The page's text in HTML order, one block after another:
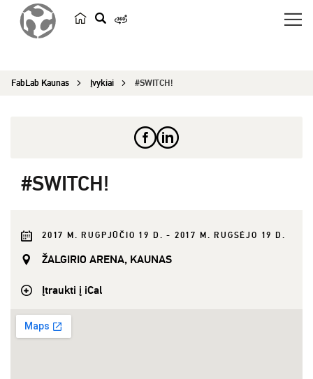
e
FabLab Kaunas Įvykiai #SWITCH!
#SWITCH!
2017 M. RUGPJŪČIO 19 D. - 2017 M. RUGSĖJO 19 D.
ŽALGIRIO ARENA, KAUNAS
Įtraukti į iCal